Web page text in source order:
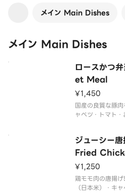
メイン Main Dishes
メイン Main Dishes
ロースかつ
et Meal
¥1,450
国産の良質な豚
ャベツ・トマト
ジューシー
Fried
t Meal
¥1,250
鶏モモ肉の唐揚
（日本米）・キ